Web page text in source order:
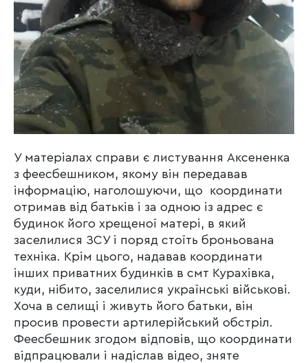
У матеріалах справи є листування Аксененка
з феесбешником, якому він передавав
інформацію, наголошуючи, що координати
отримав від батьків і за одною із адрес є
будинок його хрещеної матері, в який
заселилися ЗСУ і поряд стоїть броньована
техніка. Крім цього, надавав координати
інших приватних будинків в смт Курахівка,
куди, нібито, заселилися українські військові.
Хоча в селищі і живуть його батьки, він
просив провести артилерійський обстріл.
Феесбешник згодом відповів, що координати
відпрацювали і надіслав відео, зняте